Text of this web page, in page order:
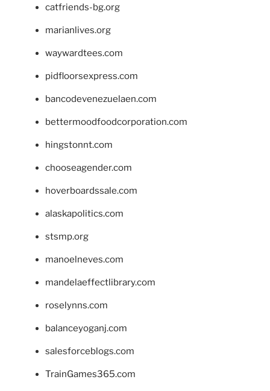
catfriends-bg.org
marianlives.org
waywardtees.com
pidfloorsexpress.com
bancodevenezuelaen.com
bettermoodfoodcorporation.com
hingstonnt.com
chooseagender.com
hoverboardssale.com
alaskapolitics.com
stsmp.org
manoelneves.com
mandelaeffectlibrary.com
roselynns.com
balanceyoganj.com
salesforceblogs.com
TrainGames365.com